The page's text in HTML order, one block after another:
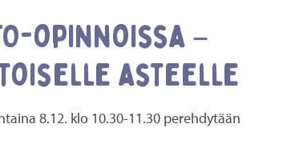
opinnoissa –
asteelle
8.12. klo 10.30-11.30 perehdytään